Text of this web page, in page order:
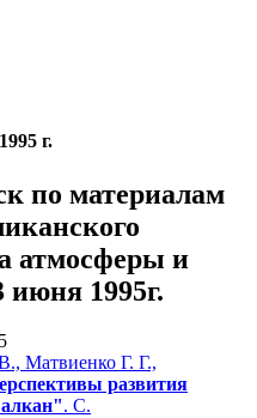
г.
по материалам
атмосферы и
июня 1995г.
Матвиенко Г. Г.,
развития
. С.